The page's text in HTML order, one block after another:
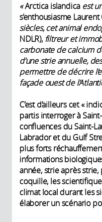
«Arctica islandica est
s’enthousiasme
siècles, cet animal
NDLR), filtreur et
carbonate de calcium
d’une strie annuelle,
permettre de décrire
façade ouest de
C’est d’ailleurs cet «
partis interroger à
confluences du Saint-
Labrador et du Gulf
plus forts
informations
année, strie après
coquille, les
climat local durant les
élaborer un scénario